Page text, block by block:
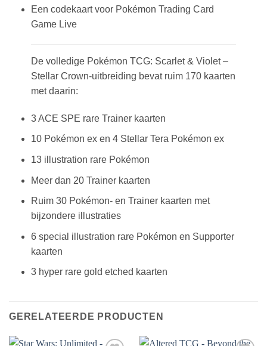
Een codekaart voor Pokémon Trading Card
Game Live
De volledige Pokémon TCG: Scarlet & Violet –
Stellar Crown-uitbreiding bevat ruim 170 kaarten
met daarin:
3 ACE SPE rare Trainer kaarten
10 Pokémon ex en 4 Stellar Tera Pokémon ex
13 illustration rare Pokémon
Meer dan 20 Trainer kaarten
Ruim 30 Pokémon- en Trainer kaarten met
bijzondere illustraties
6 special illustration rare Pokémon en Supporter
kaarten
3 hyper rare gold etched kaarten
GERELATEERDE PRODUCTEN